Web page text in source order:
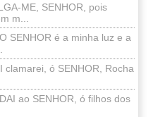
ME, SENHOR, pois
m...
O SENHOR é a minha luz e a
clamarei, ó SENHOR, Rocha
DAI ao SENHOR, ó filhos dos